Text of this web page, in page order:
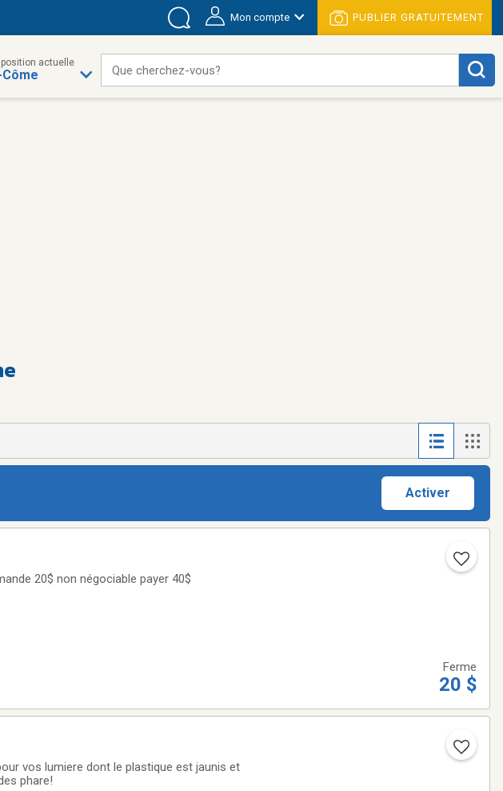
Mon compte PUBLIER GRATUITEMENT
position actuelle
Que cherchez-vous?
Activer
20$ non négociable payer 40$
Ferme
20 $
vos lumiere dont le plastique est jaunis et
phare!